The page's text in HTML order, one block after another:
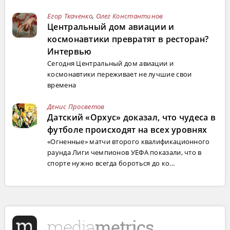
Егор Ткаченко, Олег Константинов
Центральный дом авиации и
космонавтики превратят в ресторан?
Интервью
Сегодня Центральный дом авиации и
космонавтики переживает не лучшие свои
времена
Денис Просветов
Датский «Орхус» доказал, что чудеса в
футболе происходят на всех уровнях
«Огненные» матчи второго квалификационного
раунда Лиги чемпионов УЕФА показали, что в
спорте нужно всегда бороться до ко...